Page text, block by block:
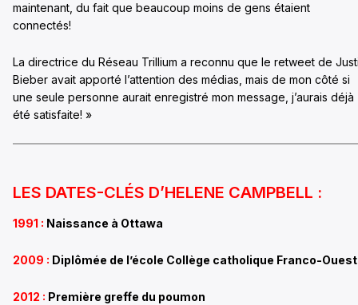
maintenant, du fait que beaucoup moins de gens étaient
connectés!
La directrice du Réseau Trillium a reconnu que le retweet de
Bieber avait apporté l’attention des médias, mais de mon côté si
une seule personne aurait enregistré mon message, j’aurais déjà
été satisfaite! »
LES DATES-CLÉS D’HELENE CAMPBELL :
1991 : Naissance à Ottawa
2009 : Diplômée de l’école Collège catholique Franco-Ouest
2012 : Première greffe du poumon